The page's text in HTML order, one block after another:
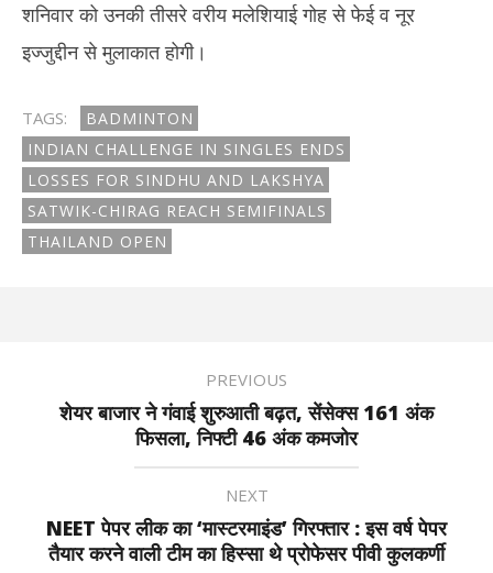
शनिवार को उनकी तीसरे वरीय मलेशियाई गोह से फेई व नूर
इज्जुद्दीन से मुलाकात होगी।
TAGS:
BADMINTON
INDIAN CHALLENGE IN SINGLES ENDS
LOSSES FOR SINDHU AND LAKSHYA
SATWIK-CHIRAG REACH SEMIFINALS
THAILAND OPEN
PREVIOUS
शेयर बाजार ने गंवाई शुरुआती बढ़त, सेंसेक्स 161 अंक
फिसला, निफ्टी 46 अंक कमजोर
NEXT
NEET पेपर लीक का ‘मास्टरमाइंड’ गिरफ्तार : इस वर्ष पेपर
तैयार करने वाली टीम का हिस्सा थे प्रोफेसर पीवी कुलकर्णी